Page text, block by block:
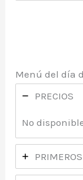
Menú del día
PRECIOS
No
PRIMEROS